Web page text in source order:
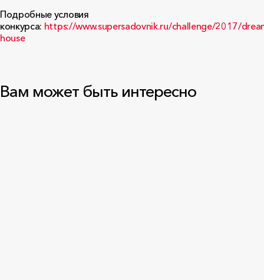
Подробные условия
конкурса: https://www.supersadovnik.ru/challenge/2017/
house
Вам может быть интересно